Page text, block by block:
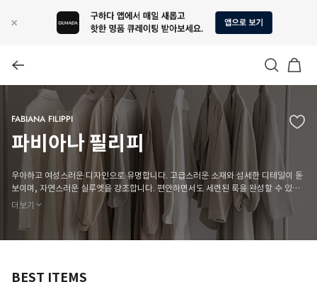
FABIANA FILIPPI
파비아나 필리피
우아하고 여성스러운 디자인으로 유명합니다. 고급스러운 소재와 섬세한 디테일이 돋
보이며, 자연스러운 실루엣을 강조합니다. 편안하면서도 세련된 룩을 완성할 수 있습
니다. 매 시즌 새로운 컬렉션을 통해 특별한 스타일을 제안합니다.
더보기
BEST ITEMS